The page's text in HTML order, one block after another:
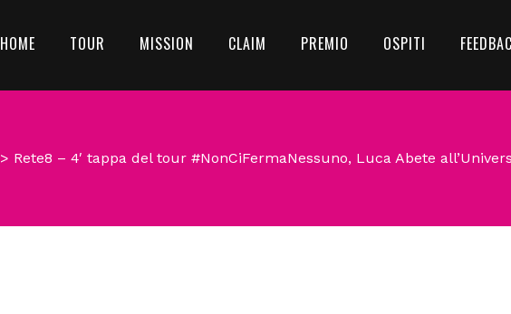
HOME TOUR MISSION CLAIM PREMIO OSPITI
> Rete8 – 4′ tappa del tour #NonCiFermaNessuno, Luca Abete